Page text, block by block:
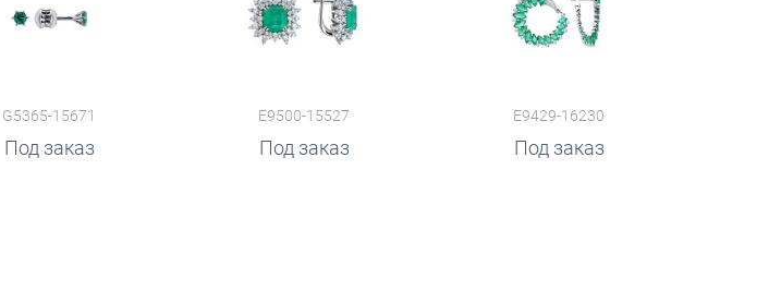
G5365-15671
Под заказ
E9500-15527
Под заказ
E9429-16230
Под заказ